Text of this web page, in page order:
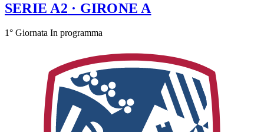
SERIE A2 · GIRONE A
1° Giornata In programma